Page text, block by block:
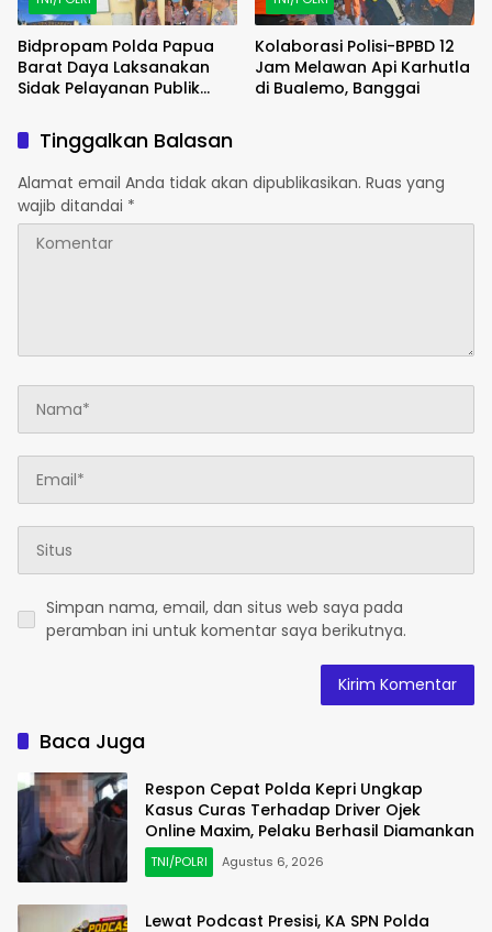
Bidpropam Polda Papua
Barat Daya Laksanakan
Sidak Pelayanan Publik
di Polsek Salawati
Kolaborasi Polisi-BPBD 12
Jam Melawan Api Karhutla
di Bualemo, Banggai
Tinggalkan Balasan
Alamat email Anda tidak akan dipublikasikan. Ruas yang
wajib ditandai *
Simpan nama, email, dan situs web saya pada
peramban ini untuk komentar saya berikutnya.
Baca Juga
Respon Cepat Polda Kepri Ungkap
Kasus Curas Terhadap Driver Ojek
Online Maxim, Pelaku Berhasil Diamankan
TNI/POLRI Agustus 6, 2026
Lewat Podcast Presisi, KA SPN Polda